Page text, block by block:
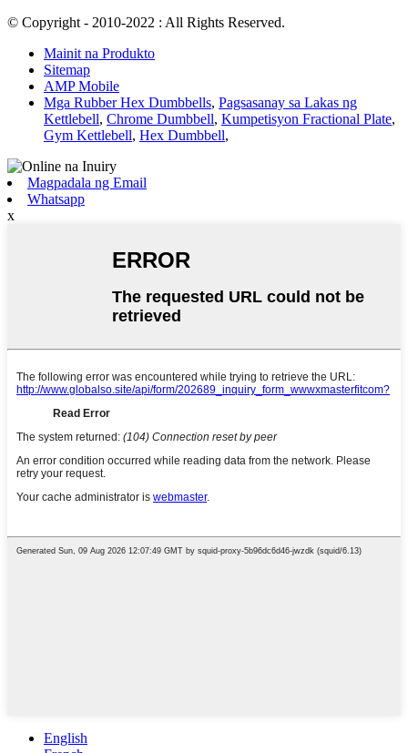
© Copyright - 2010-2022 : All Rights Reserved.
Mainit na Produkto
Sitemap
AMP Mobile
Mga Rubber Hex Dumbbells, Pagsasanay sa Lakas ng
Kettlebell, Chrome Dumbbell, Kumpetisyon Fractional Plate,
Gym Kettlebell, Hex Dumbbell,
Magpadala ng Email
Whatsapp
x
English